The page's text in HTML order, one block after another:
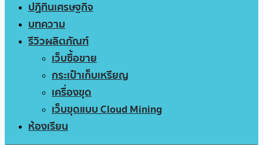
ปฏิทินเศรษฐกิจ
บทความ
รีวิวผลิตภัณฑ์
เว็บซื้อขาย
กระเป๋าเก็บเหรียญ
เครื่องขุด
เว็บขุดแบบ Cloud Mining
ห้องเรียน